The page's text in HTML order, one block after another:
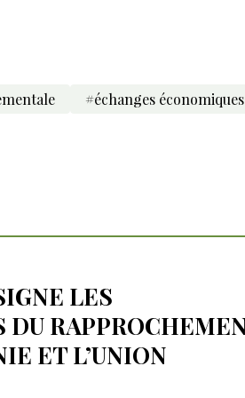
#échanges économiques
LES
DU
ET L’UNION